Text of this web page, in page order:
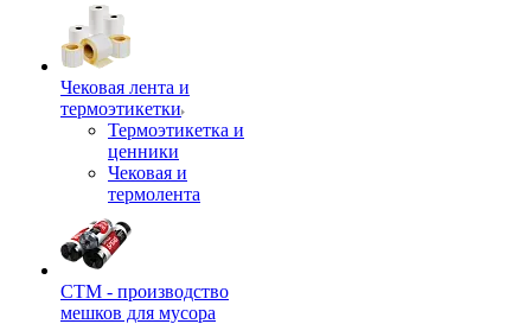
Чековая лента и
термоэтикетки
Термоэтикетка и
ценники
Чековая и
термолента
СТМ - производство
мешков для мусора